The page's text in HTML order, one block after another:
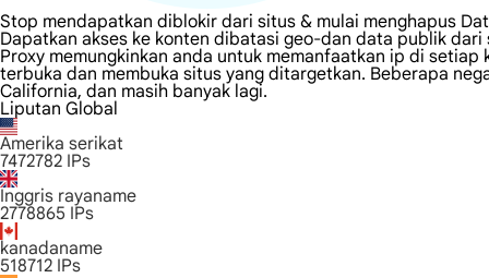
Stop mendapatkan diblokir dari situs & mulai menghapus
Dapatkan akses ke konten dibatasi geo-dan data publik dari
Proxy memungkinkan anda untuk memanfaatkan ip di
terbuka dan membuka situs yang ditargetkan. Beberapa
California, dan masih banyak lagi.
Liputan Global
Amerika serikat
7472782 IPs
Inggris rayaname
2778865 IPs
kanadaname
518712 IPs